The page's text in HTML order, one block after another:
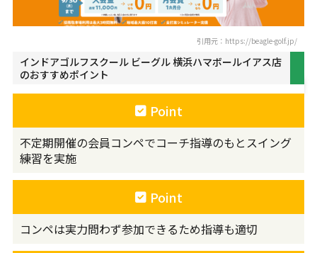
引用元：https://beagle-golf.jp/
インドアゴルフスクール ビーグル 横浜ハマボールイアス店
のおすすめポイント
Point
不定期開催の会員コンペでコーチ指導のもとスイング
練習を実施
Point
コンペは実力問わず参加できるため指導も適切